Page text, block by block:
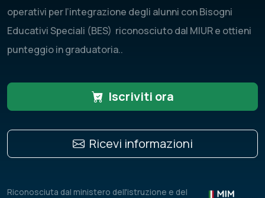
operativi per l’integrazione degli alunni con Bisogni
Educativi Speciali (BES) riconosciuto dal MIUR e ottieni
punteggio in graduatoria..
Iscriviti ora
Ricevi informazioni
Riconosciuta dal ministero dell'istruzione e del